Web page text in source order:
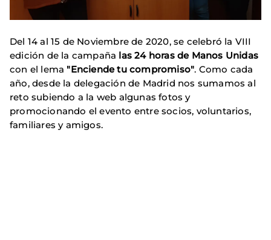
Del 14 al 15 de Noviembre de 2020, se celebró la VIII
edición de la campaña las 24 horas de Manos Unidas
con el lema "Enciende tu compromiso". Como cada
año, desde la delegación de Madrid nos sumamos al
reto subiendo a la web algunas fotos y
promocionando el evento entre socios, voluntarios,
familiares y amigos.